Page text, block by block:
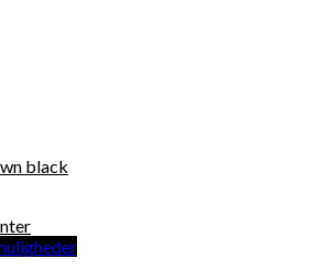
black